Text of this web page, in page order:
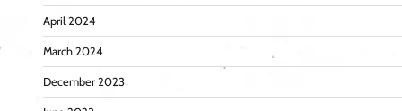
April 2024
March 2024
December 2023